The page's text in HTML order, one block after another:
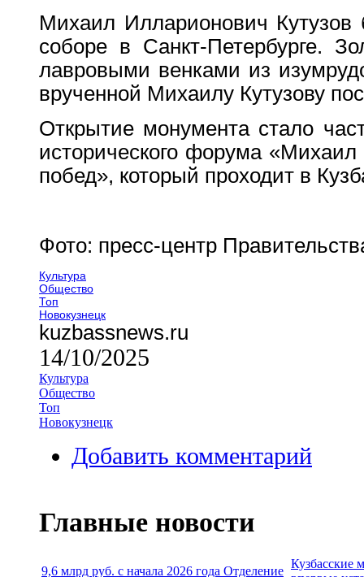
Михаил Илларионович Кутузов
соборе в Санкт-Петербурге.
лавровыми венками из
врученной Михаилу Кутузову
Открытие монумента стало
исторического форума
побед», который проходит в
Фото: пресс-центр
Культура
Общество
Топ
Новокузнецк
kuzbassnews.ru
14/10/2025
Культура
Общество
Топ
Новокузнецк
Добавить комментарий
Главные новости
9,6 млрд руб. с начала 2026 года Отделение
Кузбасские